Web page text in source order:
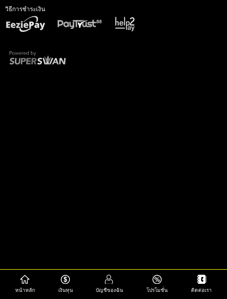
หน้าหลัก เงินทุน บัญชีของฉัน โปรโมชั่น ติดต่อเรา
วิธีการชำระเงิน